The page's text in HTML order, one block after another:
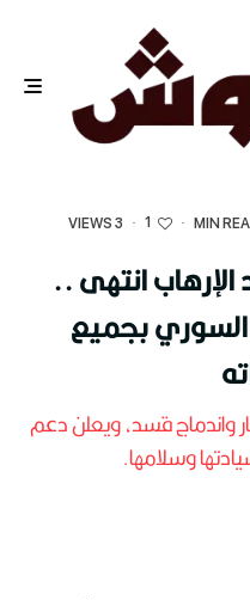
·
1
·
3 VIEWS
انتهى ..
بجميع
واندماج قسد، ويعلن دعم
وسلامها.